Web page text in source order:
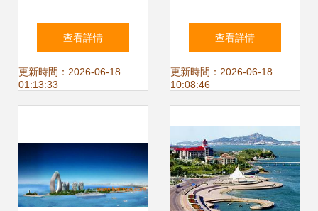
旅游 安曼達世紀海
景版全攻略
查看詳情
更新時間：2026-06-18
01:13:33
貴州康輝旅行社品
質跟團游首選
查看詳情
更新時間：2026-06-18
10:08:46